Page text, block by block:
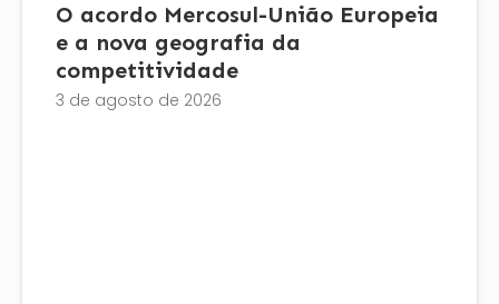
O acordo Mercosul-União Europeia
e a nova geografia da
competitividade
3 de agosto de 2026